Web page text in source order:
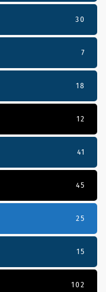
30
7
18
12
41
45
25
15
102